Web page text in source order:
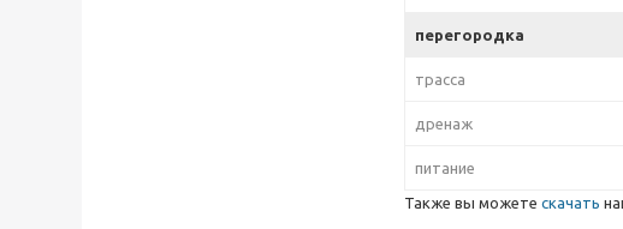
перегородка
трасса
дренаж
питание
Также вы можете скачать